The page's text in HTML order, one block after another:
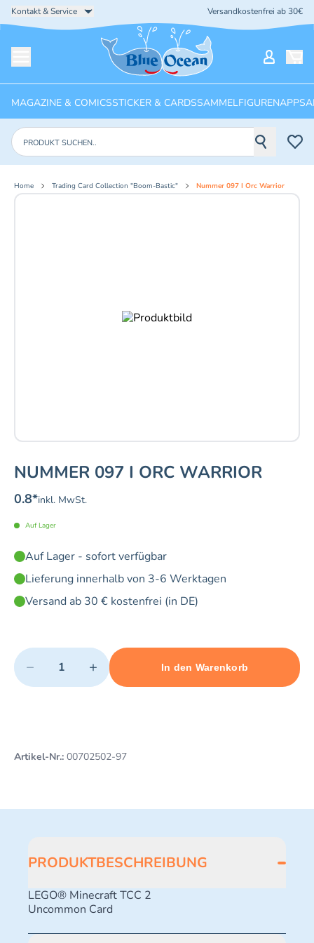
Kontakt & Service Versandkostenfrei ab 30€
Startseite
MAGAZINE & COMICSSTICKER & CARDSSAMMELFIGURENAPPS
Produkte suchen
Home Trading Card Collection "Boom-Bastic" Nummer 097 I Orc Warrior
NUMMER 097 I ORC WARRIOR
0.8*inkl. MwSt.
Auf Lager
Auf Lager - sofort verfügbar
Lieferung innerhalb von 3-6 Werktagen
Versand ab 30 € kostenfrei (in DE)
Quantity
− +
Minimum quantity: 1 Maximum quantity: 3
In den Warenkorb
Add 1 item to cart
Artikel-Nr.: 00702502-97
PRODUKTBESCHREIBUNG
LEGO® Minecraft TCC 2
Uncommon Card